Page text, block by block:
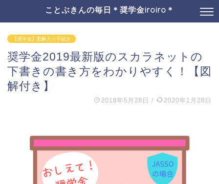
ことぶきんの毎日＊奨学金iroiro＊
【奨学金】図解入り手続き
奨学金2019最新版のスカラネットの
下書きの書き方をわかりやすく！【図
解付き】
2018年5月28日 / 2020年1月28日